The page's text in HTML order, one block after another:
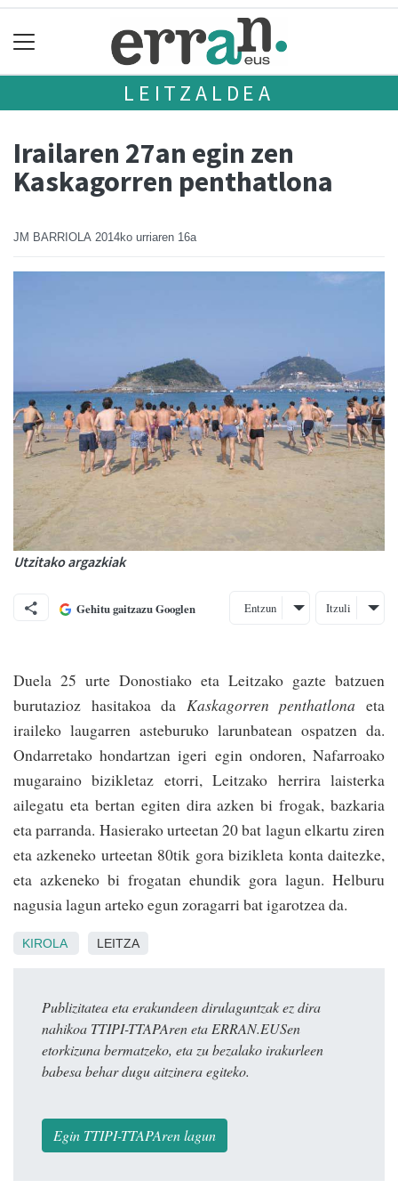
LEITZALDEA
Irailaren 27an egin zen
Kaskagorren penthatlona
JM BARRIOLA 2014ko urriaren 16a
Utzitako argazkiak
Gehitu gaitzazu Googlen Entzun Itzuli
Duela 25 urte Donostiako eta Leitzako gazte batzuen
burutazioz hasitakoa da Kaskagorren penthatlonaeta
iraileko laugarren asteburuko larunbatean ospa­tzen da.
Ondarretako hondartzan igeri egin ondoren, Nafarroako
mugaraino bizikletaz eto­rri, Leitzako herrira laisterka
ailegatu eta bertan egiten dira azken bi frogak, bazkaria
eta parranda. Hasierako urteetan 20 bat lagun elkartu ziren
eta azkeneko urteetan 80tik gora bizikleta konta daitezke,
eta azkeneko bi frogatan ehundik gora lagun. Helburu
nagusia lagun arteko egun zoragarri bat igarotzea da.
KIROLA LEITZA
Publizitatea eta erakundeen dirulaguntzak ez dira
nahikoa TTIPI-TTAPAren eta ERRAN.EUSen
etorkizuna bermatzeko, eta zu bezalako irakurleen
babesa behar dugu aitzinera egiteko.
Egin TTIPI-TTAPAren lagun